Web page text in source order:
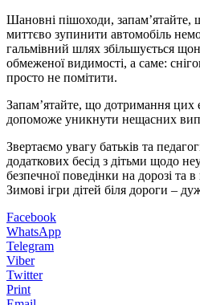
Шановні пішоходи, запам’ятайте,
миттєво зупинити автомобіль
гальмівний шлях збільшується
обмеженої видимості, а саме:
просто не помітити.
Запам’ятайте, що дотримання цих
допоможе уникнути нещасних
Звертаємо увагу батьків та
додаткових бесід з дітьми щодо
безпечної поведінки на дорозі та
Зимові ігри дітей біля дороги –
Facebook
WhatsApp
Telegram
Viber
Twitter
Print